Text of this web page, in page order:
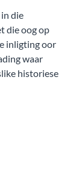
die
die oog op
inligting oor
waar
historiese